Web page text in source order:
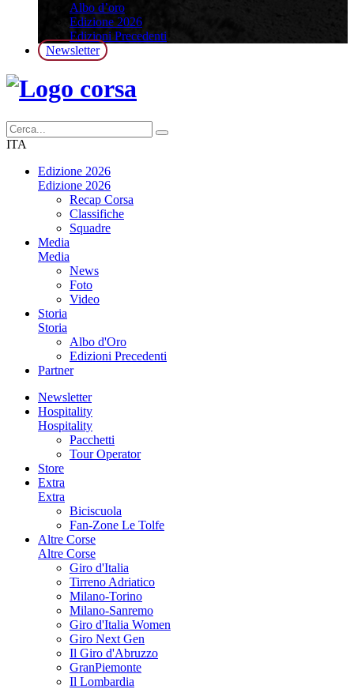
Albo d’oro
Edizione 2026
Edizioni Precedenti
Newsletter
ITA
Edizione 2026
Edizione 2026
Recap Corsa
Classifiche
Squadre
Media
Media
News
Foto
Video
Storia
Storia
Albo d'Oro
Edizioni Precedenti
Partner
Newsletter
Hospitality
Hospitality
Pacchetti
Tour Operator
Store
Extra
Extra
Biciscuola
Fan-Zone Le Tolfe
Altre Corse
Altre Corse
Giro d'Italia
Tirreno Adriatico
Milano-Torino
Milano-Sanremo
Giro d'Italia Women
Giro Next Gen
Il Giro d'Abruzzo
GranPiemonte
Il Lombardia